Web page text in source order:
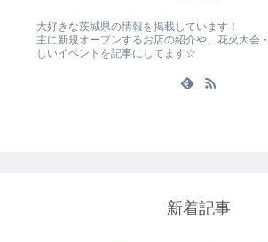
大好きな茨城県の情報を掲載しています！
主に新規オープンするお店の紹介や、花火大会
しいイベントを記事にしてます☆
新着記事